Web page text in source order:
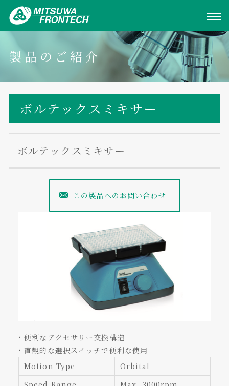
製品のご紹介
ボルテックスミキサー
ボルテックスミキサー
この製品へのお問い合わせ
• 便利なアクセサリー交換構造
• 直観的な選択スイッチで便利な使用
Motion Type
Orbital